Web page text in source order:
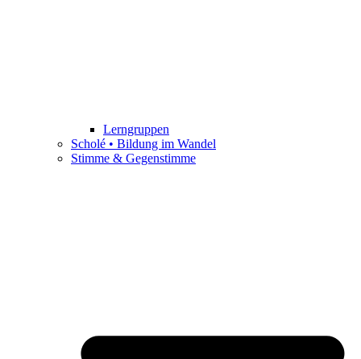
Lerngruppen
Scholé • Bildung im Wandel
Stimme & Gegenstimme